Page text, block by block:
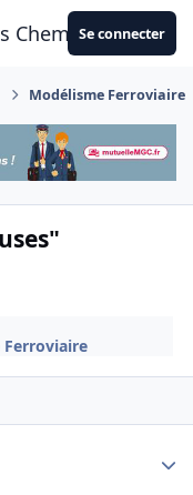
CheminotsSe connecter
Modélisme Ferroviaire